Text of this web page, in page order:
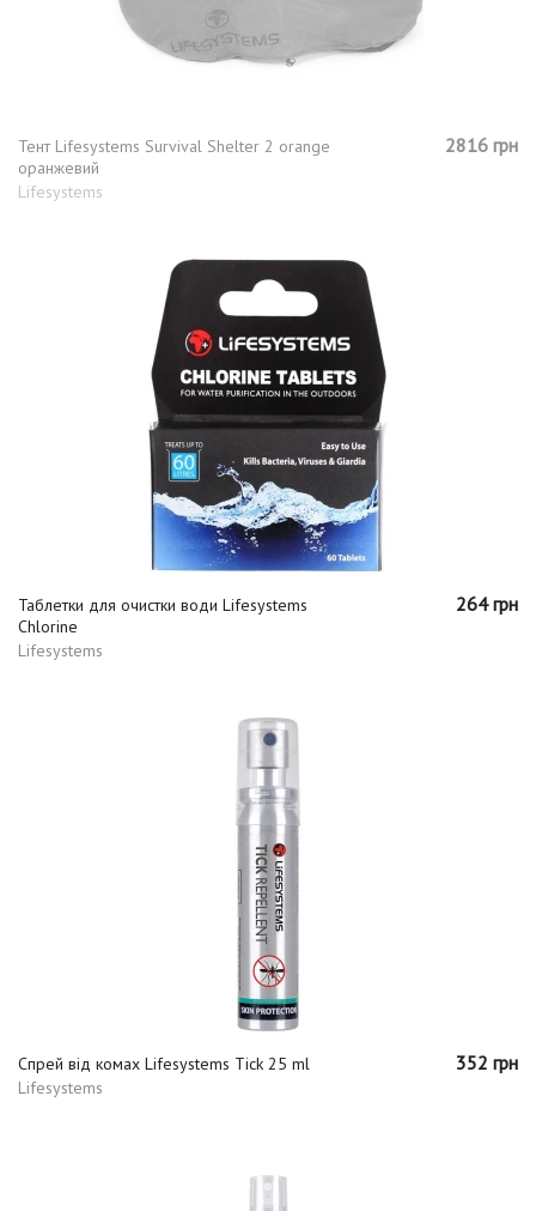
Тент Lifesystems Survival Shelter 2 orange
оранжевий
Lifesystems
2816 грн
Таблетки для очистки води Lifesystems
Chlorine
Lifesystems
264 грн
Спрей від комах Lifesystems Tick 25 ml
Lifesystems
352 грн